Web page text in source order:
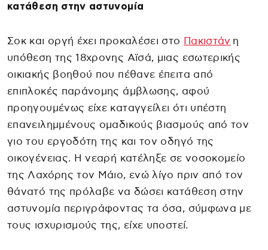
κατάθεση στην αστυνομία
Σοκ και οργή έχει προκαλέσει στο Πακιστάν η
υπόθεση της 18χρονης Αϊσά, μιας εσωτερικής
οικιακής βοηθού που πέθανε έπειτα από
επιπλοκές παράνομης άμβλωσης, αφού
προηγουμένως είχε καταγγείλει ότι υπέστη
επανειλημμένους ομαδικούς βιασμούς από τον
γιο του εργοδότη της και τον οδηγό της
οικογένειας. Η νεαρή κατέληξε σε νοσοκομείο
της Λαχόρης τον Μάιο, ενώ λίγο πριν από τον
θάνατό της πρόλαβε να δώσει κατάθεση στην
αστυνομία περιγράφοντας τα όσα, σύμφωνα με
τους ισχυρισμούς της, είχε υποστεί.